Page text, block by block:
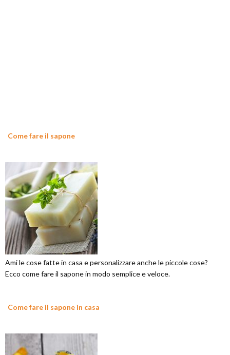
Come fare il sapone
Ami le cose fatte in casa e personalizzare anche le piccole cose?
Ecco come fare il sapone in modo semplice e veloce.
Come fare il sapone in casa